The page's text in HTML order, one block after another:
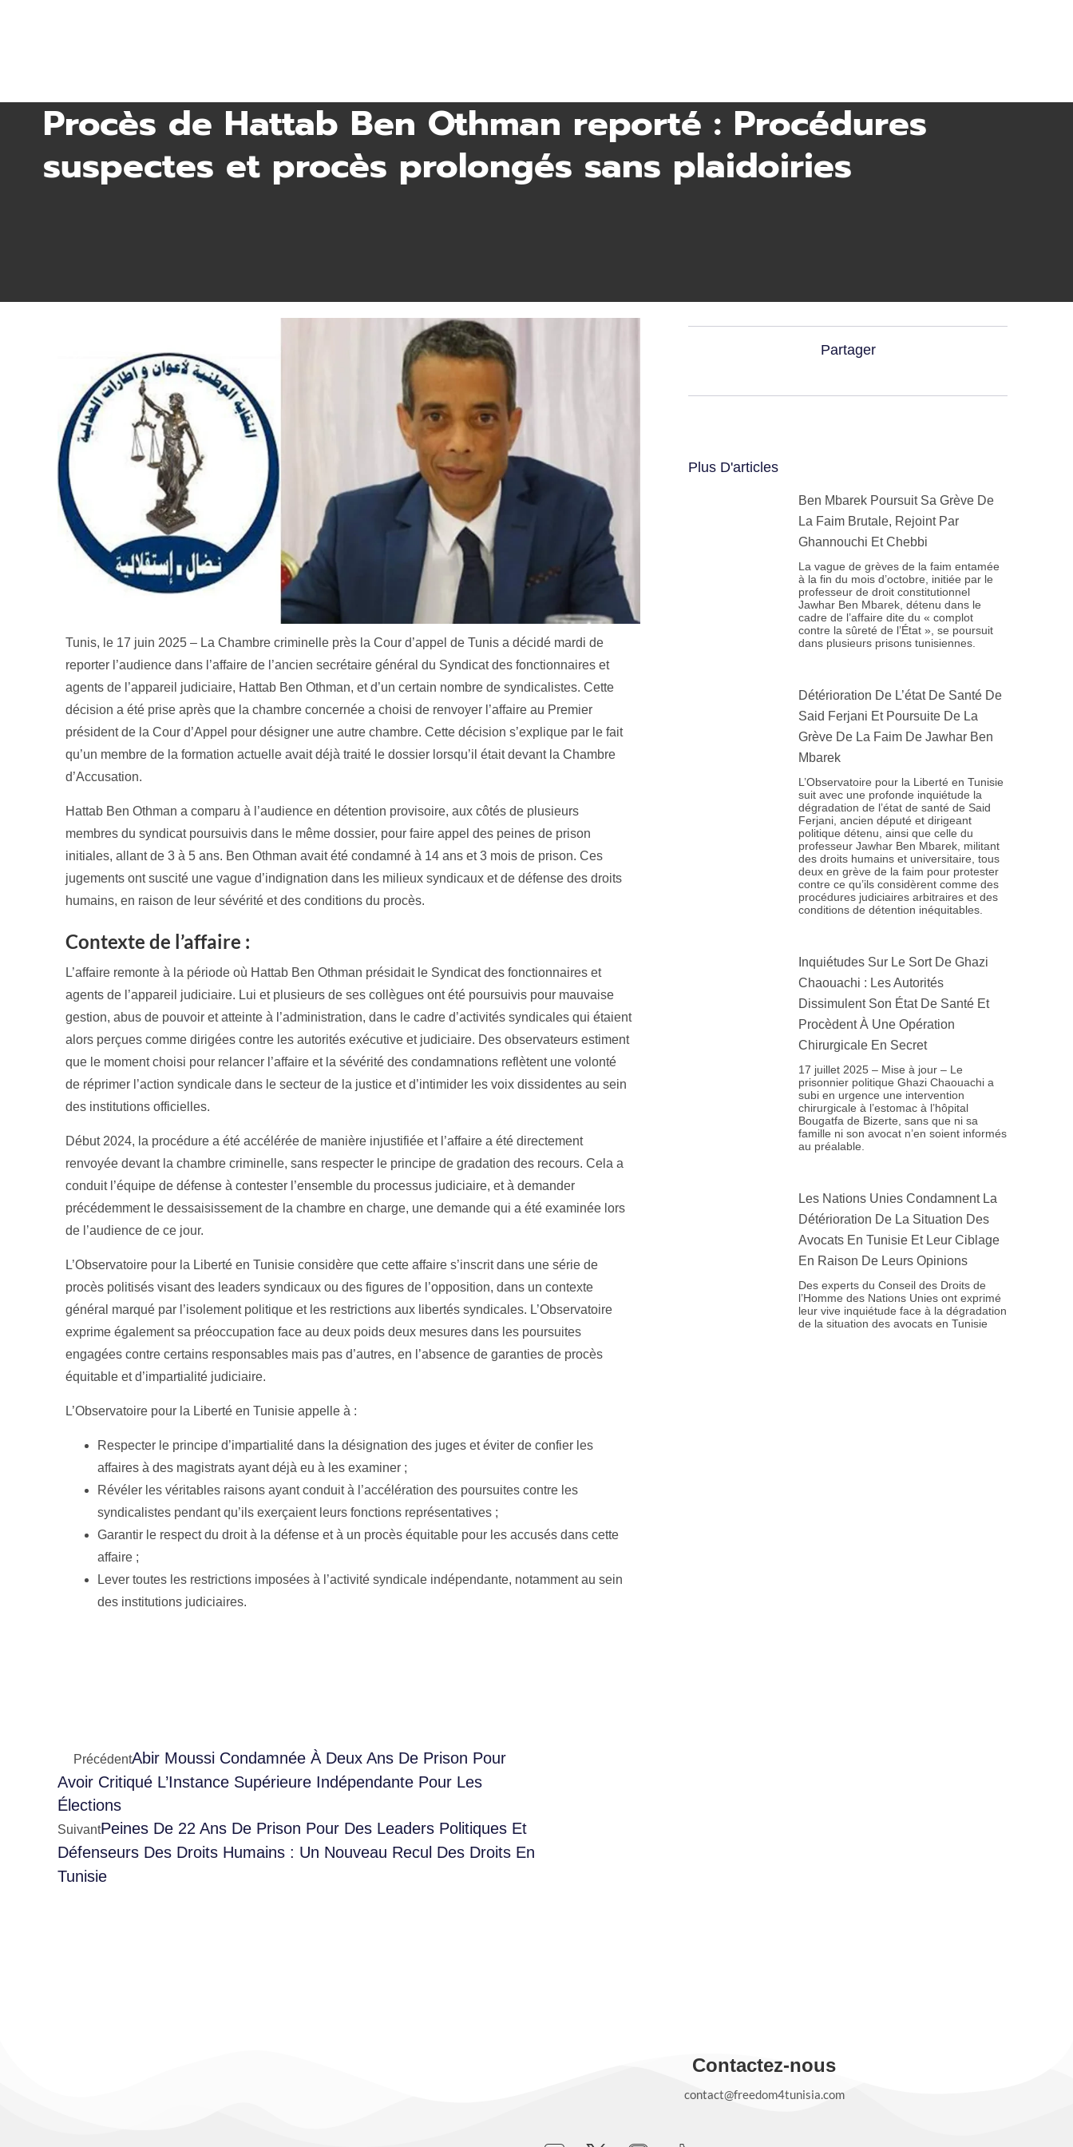
Procès de Hattab Ben Othman reporté : Procédures
suspectes et procès prolongés sans plaidoiries
Tunis, le 17 juin 2025 – La Chambre criminelle près la Cour d’appel de Tunis a décidé mardi de
reporter l’audience dans l’affaire de l’ancien secrétaire général du Syndicat des fonctionnaires et
agents de l’appareil judiciaire, Hattab Ben Othman, et d’un certain nombre de syndicalistes. Cette
décision a été prise après que la chambre concernée a choisi de renvoyer l’affaire au Premier
président de la Cour d’Appel pour désigner une autre chambre. Cette décision s’explique par le fait
qu’un membre de la formation actuelle avait déjà traité le dossier lorsqu’il était devant la Chambre
d’Accusation.
Hattab Ben Othman a comparu à l’audience en détention provisoire, aux côtés de plusieurs
membres du syndicat poursuivis dans le même dossier, pour faire appel des peines de prison
initiales, allant de 3 à 5 ans. Ben Othman avait été condamné à 14 ans et 3 mois de prison. Ces
jugements ont suscité une vague d’indignation dans les milieux syndicaux et de défense des droits
humains, en raison de leur sévérité et des conditions du procès.
Contexte de l’affaire :
L’affaire remonte à la période où Hattab Ben Othman présidait le Syndicat des fonctionnaires et
agents de l’appareil judiciaire. Lui et plusieurs de ses collègues ont été poursuivis pour mauvaise
gestion, abus de pouvoir et atteinte à l’administration, dans le cadre d’activités syndicales qui étaient
alors perçues comme dirigées contre les autorités exécutive et judiciaire. Des observateurs estiment
que le moment choisi pour relancer l’affaire et la sévérité des condamnations reflètent une volonté
de réprimer l’action syndicale dans le secteur de la justice et d’intimider les voix dissidentes au sein
des institutions officielles.
Début 2024, la procédure a été accélérée de manière injustifiée et l’affaire a été directement
renvoyée devant la chambre criminelle, sans respecter le principe de gradation des recours. Cela a
conduit l’équipe de défense à contester l’ensemble du processus judiciaire, et à demander
précédemment le dessaisissement de la chambre en charge, une demande qui a été examinée lors
de l’audience de ce jour.
L’Observatoire pour la Liberté en Tunisie considère que cette affaire s’inscrit dans une série de
procès politisés visant des leaders syndicaux ou des figures de l’opposition, dans un contexte
général marqué par l’isolement politique et les restrictions aux libertés syndicales. L’Observatoire
exprime également sa préoccupation face au deux poids deux mesures dans les poursuites
engagées contre certains responsables mais pas d’autres, en l’absence de garanties de procès
équitable et d’impartialité judiciaire.
L’Observatoire pour la Liberté en Tunisie appelle à :
Respecter le principe d’impartialité dans la désignation des juges et éviter de confier les
affaires à des magistrats ayant déjà eu à les examiner ;
Révéler les véritables raisons ayant conduit à l’accélération des poursuites contre les
syndicalistes pendant qu’ils exerçaient leurs fonctions représentatives ;
Garantir le respect du droit à la défense et à un procès équitable pour les accusés dans cette
affaire ;
Lever toutes les restrictions imposées à l’activité syndicale indépendante, notamment au sein
des institutions judiciaires.
Partager
Plus D'articles
Ben Mbarek Poursuit Sa Grève De
La Faim Brutale, Rejoint Par
Ghannouchi Et Chebbi
La vague de grèves de la faim entamée
à la fin du mois d’octobre, initiée par le
professeur de droit constitutionnel
Jawhar Ben Mbarek, détenu dans le
cadre de l’affaire dite du « complot
contre la sûreté de l’État », se poursuit
dans plusieurs prisons tunisiennes.
Détérioration De L’état De Santé De
Said Ferjani Et Poursuite De La
Grève De La Faim De Jawhar Ben
Mbarek
L’Observatoire pour la Liberté en Tunisie
suit avec une profonde inquiétude la
dégradation de l’état de santé de Said
Ferjani, ancien député et dirigeant
politique détenu, ainsi que celle du
professeur Jawhar Ben Mbarek, militant
des droits humains et universitaire, tous
deux en grève de la faim pour protester
contre ce qu’ils considèrent comme des
procédures judiciaires arbitraires et des
conditions de détention inéquitables.
Inquiétudes Sur Le Sort De Ghazi
Chaouachi : Les Autorités
Dissimulent Son État De Santé Et
Procèdent À Une Opération
Chirurgicale En Secret
17 juillet 2025 – Mise à jour – Le
prisonnier politique Ghazi Chaouachi a
subi en urgence une intervention
chirurgicale à l’estomac à l’hôpital
Bougatfa de Bizerte, sans que ni sa
famille ni son avocat n’en soient informés
au préalable.
Les Nations Unies Condamnent La
Détérioration De La Situation Des
Avocats En Tunisie Et Leur Ciblage
En Raison De Leurs Opinions
Des experts du Conseil des Droits de
l’Homme des Nations Unies ont exprimé
leur vive inquiétude face à la dégradation
de la situation des avocats en Tunisie
PrécédentAbir Moussi Condamnée À Deux Ans De Prison Pour
Avoir Critiqué L’Instance Supérieure Indépendante Pour Les
Élections
SuivantPeines De 22 Ans De Prison Pour Des Leaders Politiques Et
Défenseurs Des Droits Humains : Un Nouveau Recul Des Droits En
Tunisie
Contactez-nous
contact@freedom4tunisia.com